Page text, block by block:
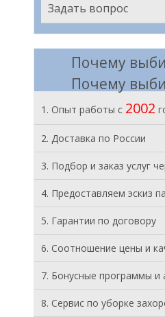
Задать вопрос
Почему
Почему
1. Опыт работы с 2002
2. Доставка по России
3. Подбор и заказ услуг
4. Предоставляем эскиз
5. Гарантии по договору
6. Соотношение цены и
7. Бонусные программы и
8. Cервис по уборке